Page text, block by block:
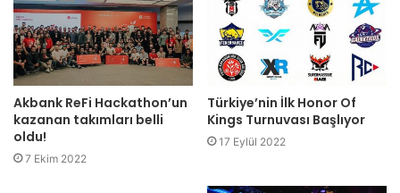
Akbank ReFi Hackathon’un
kazanan takımları belli
oldu!
7 Ekim 2022
Türkiye’nin İlk Honor Of
Kings Turnuvası Başlıyor
17 Eylül 2022